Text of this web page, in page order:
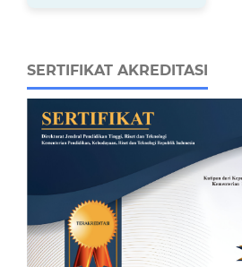
SERTIFIKAT AKREDITASI